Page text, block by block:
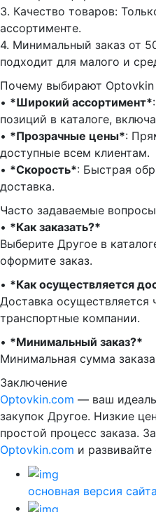
3.⁠ ⁠Качество товаров:
ассортименте.
4.⁠ ⁠Минимальный заказ от
подходит для малого и
Почему выбирают Optovkin
•⁠ ⁠ *Широкий ассортимент*
позиций в каталоге,
•⁠ ⁠ *Прозрачные цены*:
доступные всем клиентам.
•⁠ ⁠ *Скорость*: Быстрая
доставка.
Часто задаваемые вопросы
•⁠ ⁠*Как заказать?*
Выберите Другое в
оформите заказ.
•⁠ ⁠ *Как осуществляется
Доставка осуществляется
транспортные компании.
•⁠ ⁠ *Минимальный заказ?*
Минимальная сумма
Заключение
Optovkin.com — ваш
закупок Другое. Низкие
простой процесс заказа.
Optovkin.com и развивайте
основная версия сайта